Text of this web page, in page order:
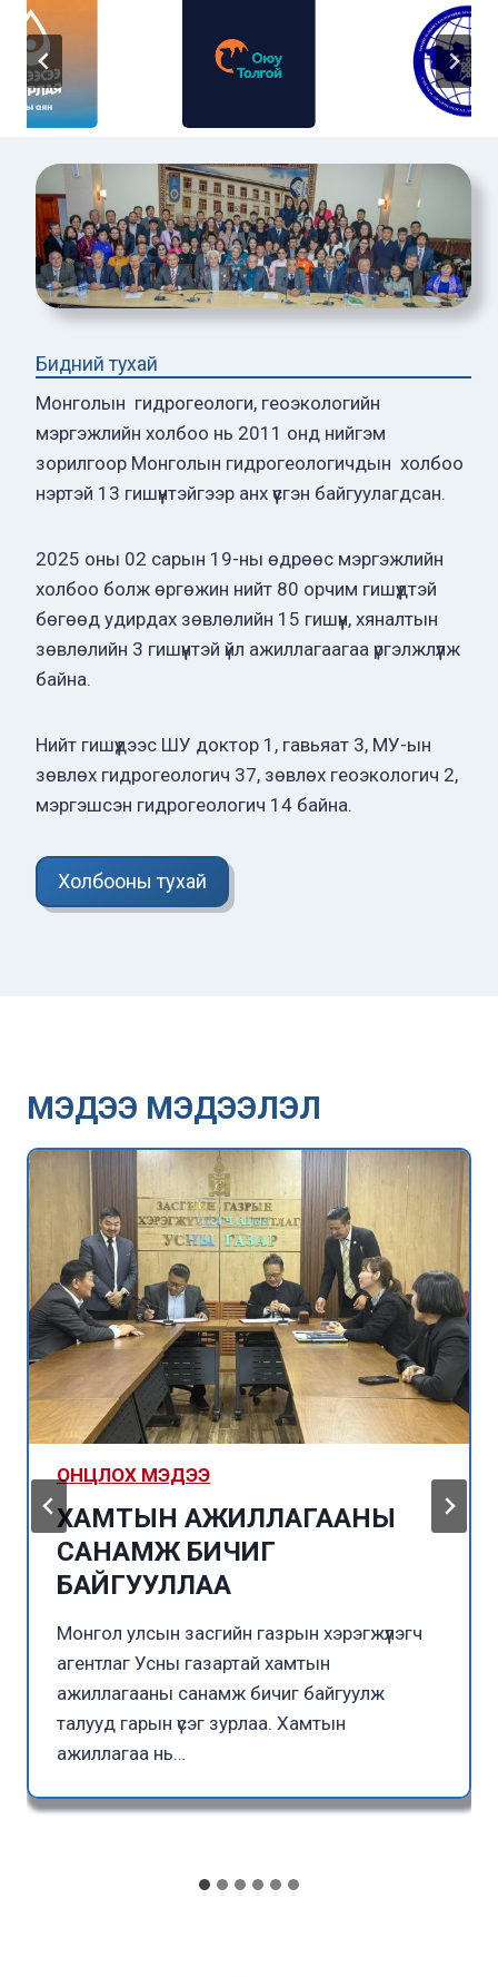
Бидний тухай
Монголын гидрогеологи, геоэкологийн
мэргэжлийн холбоо нь 2011 онд нийгэм
зорилгоор Монголын гидрогеологичдын холбоо
нэртэй 13 гишүүнтэйгээр анх үүсгэн байгуулагдсан.
2025 оны 02 сарын 19-ны өдрөөс мэргэжлийн
холбоо болж өргөжин нийт 80 орчим гишүүдтэй
бөгөөд удирдах зөвлөлийн 15 гишүүн, хяналтын
зөвлөлийн 3 гишүүнтэй үйл ажиллагаагаа үргэлжлүүлж
байна.
Нийт гишүүдээс ШУ доктор 1, гавьяат 3, МУ-ын
зөвлөх гидрогеологич 37, зөвлөх геоэкологич 2,
мэргэшсэн гидрогеологич 14 байна.
Холбооны тухай
МЭДЭЭ МЭДЭЭЛЭЛ
ОНЦЛОХ МЭДЭЭ
ХАМТЫН АЖИЛЛАГААНЫ
САНАМЖ БИЧИГ
БАЙГУУЛЛАА
Монгол улсын засгийн газрын хэрэгжүүлэгч
агентлаг Усны газартай хамтын
ажиллагааны санамж бичиг байгуулж
талууд гарын үсэг зурлаа. Хамтын
ажиллагаа нь…